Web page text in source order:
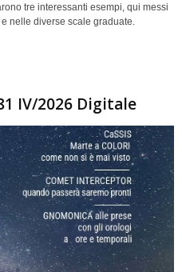
tre interessanti esempi, qui messi
nelle diverse scale graduate.
IV/2026 Digitale